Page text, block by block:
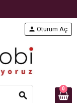
search
person Oturum Aç
0